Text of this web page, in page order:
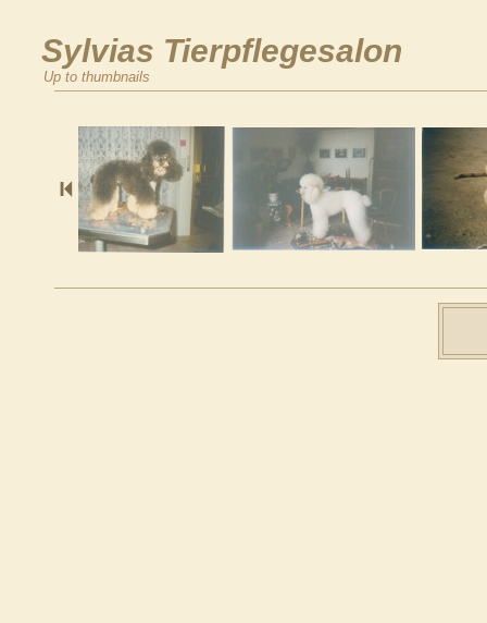
Sylvias Tierpflegesalon
Up to thumbnails